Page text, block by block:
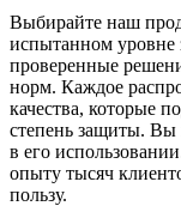
Выбирайте наш
испытанном уровне
проверенные
норм. Каждое
качества, которые
степень защиты. Вы
в его
опыту тысяч
пользу.